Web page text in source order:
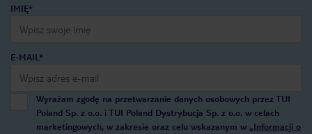
IMIĘ*
E-MAIL*
Wyrażam zgodę na przetwarzanie danych osobowych przez TUI
Poland Sp. z o.o. i TUI Poland Dystrybucja Sp. z o.o. w celach
marketingowych, w zakresie oraz celu wskazanym w „Informacji o